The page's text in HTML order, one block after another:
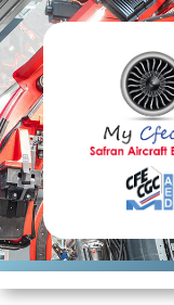
Aller
au
contenu
principal